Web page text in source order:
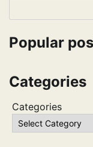
Popular
Categories
Categories